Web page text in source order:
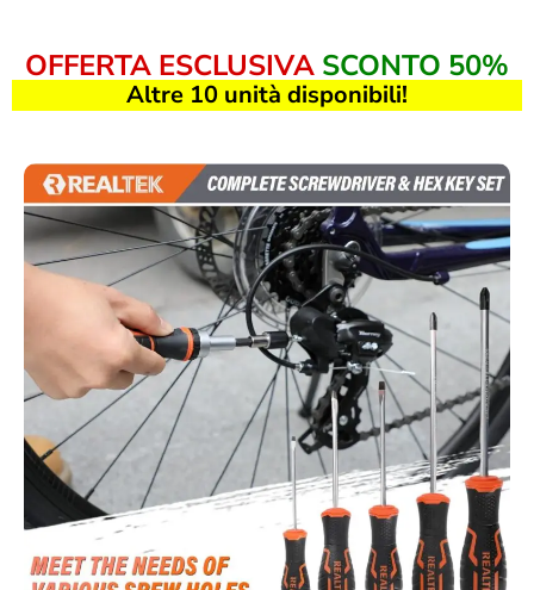
OFFERTA ESCLUSIVA SCONTO 50%
Altre 10 unità disponibili!